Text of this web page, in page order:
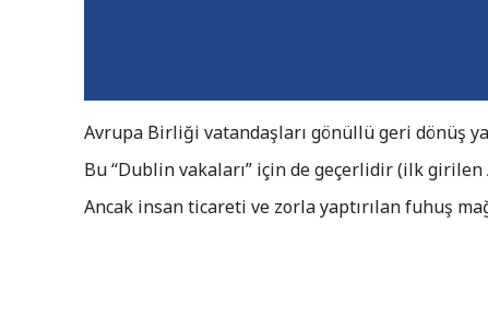
Avrupa Birliği vatandaşları gönüllü geri dönüş
Bu “Dublin vakaları” için de geçerlidir (ilk
Ancak insan ticareti ve zorla yaptırılan fuhuş